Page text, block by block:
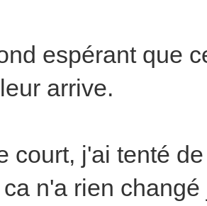
espérant que
arrive.
court, j'ai tenté
n'a rien